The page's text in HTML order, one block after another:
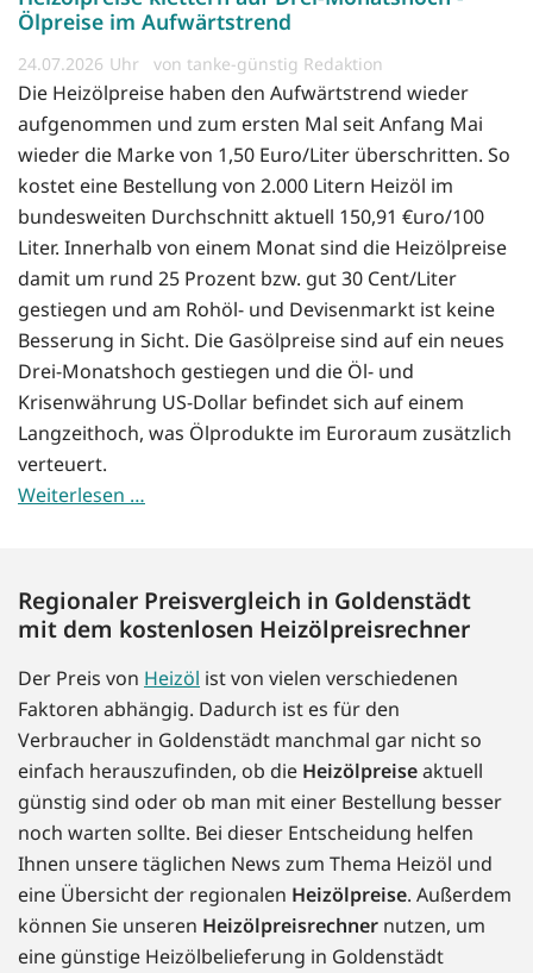
Ölpreise im Aufwärtstrend
24.07.2026 von tanke-günstig Redaktion
Die Heizölpreise haben den Aufwärtstrend wieder
aufgenommen und zum ersten Mal seit Anfang Mai
wieder die Marke von 1,50 Euro/Liter überschritten. So
kostet eine Bestellung von 2.000 Litern Heizöl im
bundesweiten Durchschnitt aktuell 150,91 €uro/100
Liter. Innerhalb von einem Monat sind die Heizölpreise
damit um rund 25 Prozent bzw. gut 30 Cent/Liter
gestiegen und am Rohöl- und Devisenmarkt ist keine
Besserung in Sicht. Die Gasölpreise sind auf ein neues
Drei-Monatshoch gestiegen und die Öl- und
Krisenwährung US-Dollar befindet sich auf einem
Langzeithoch, was Ölprodukte im Euroraum zusätzlich
verteuert.
Weiterlesen …
Regionaler Preisvergleich in Goldenstädt
mit dem kostenlosen Heizölpreisrechner
Der Preis von Heizöl ist von vielen verschiedenen
Faktoren abhängig. Dadurch ist es für den
Verbraucher in Goldenstädt manchmal gar nicht so
einfach herauszufinden, ob die Heizölpreiseaktuell
günstig sind oder ob man mit einer Bestellung besser
noch warten sollte. Bei dieser Entscheidung helfen
Ihnen unsere täglichen News zum Thema Heizöl und
eine Übersicht der regionalen Heizölpreise. Außerdem
können Sie unseren Heizölpreisrechner nutzen, um
eine günstige Heizölbelieferung in Goldenstädt